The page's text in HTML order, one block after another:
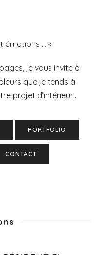
émotions … «
je vous invite à
que je tends à
projet d’intérieur…
PORTFOLIO
CONTACT